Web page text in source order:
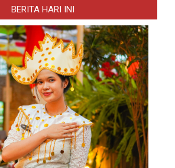
BERITA HARI INI